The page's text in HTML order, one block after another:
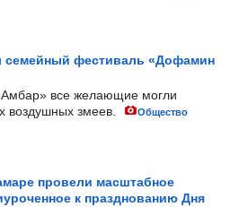
семейный фестиваль «Дофамин
все желающие могли
воздушных змеев.
Общество
провели масштабное
к празднованию Дня